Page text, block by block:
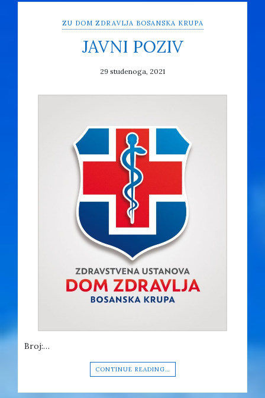
ZU DOM ZDRAVLJA BOSANSKA KRUPA
JAVNI POZIV
29 studenoga, 2021
Broj:…
CONTINUE READING…